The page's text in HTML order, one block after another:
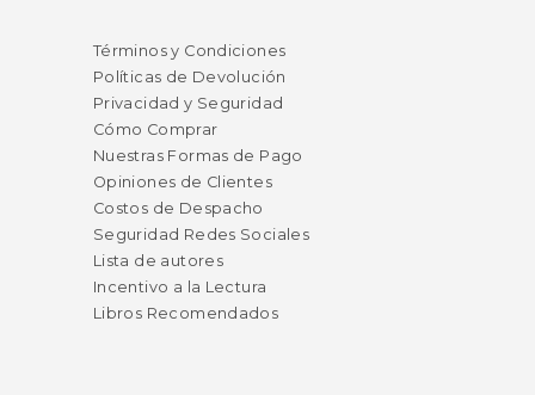
Términos y Condiciones
Políticas de Devolución
Privacidad y Seguridad
Cómo Comprar
Nuestras Formas de Pago
Opiniones de Clientes
Costos de Despacho
Seguridad Redes Sociales
Lista de autores
Incentivo a la Lectura
Libros Recomendados